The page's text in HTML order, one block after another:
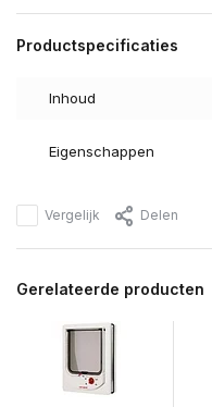
Productspecificaties
Inhoud
Eigenschappen
Vergelijk Delen
Gerelateerde producten